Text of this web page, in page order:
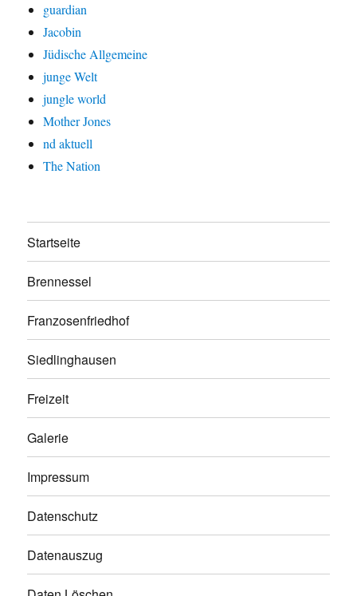
guardian
Jacobin
Jüdische Allgemeine
junge Welt
jungle world
Mother Jones
nd aktuell
The Nation
Startseite
Brennessel
Franzosenfriedhof
Siedlinghausen
Freizeit
Galerie
Impressum
Datenschutz
Datenauszug